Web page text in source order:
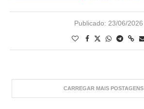
Publicado: 23/06/2026
CARREGAR MAIS POSTAGENS